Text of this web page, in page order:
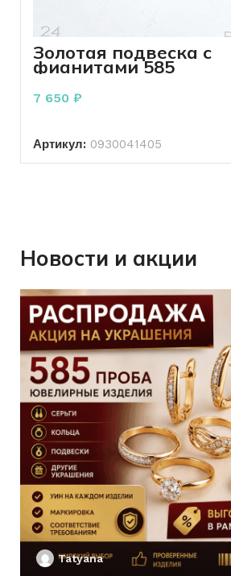
Золотая подвеска с
фианитами 585
пробы 1.02 грамм
7 650 ₽
Артикул: 0930041405
Новости и акции
Tatyana